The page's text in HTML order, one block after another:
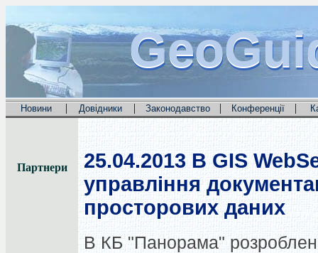
Новини | Довідники | Законодавство | Конференції |
Партнери 25.04.2013 В GIS
управління
просторових даних
В КБ "Панорама"